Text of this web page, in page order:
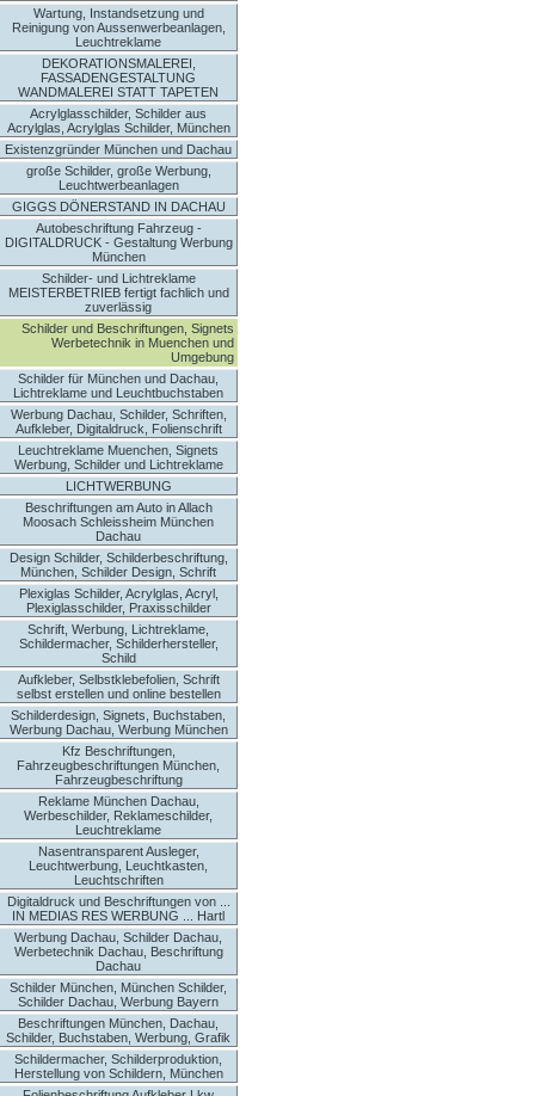
Wartung, Instandsetzung und
Reinigung von Aussenwerbeanlagen,
Leuchtreklame
DEKORATIONSMALEREI,
FASSADENGESTALTUNG
WANDMALEREI STATT TAPETEN
Acrylglasschilder, Schilder aus
Acrylglas, Acrylglas Schilder, München
Existenzgründer München und Dachau
große Schilder, große Werbung,
Leuchtwerbeanlagen
GIGGS DÖNERSTAND IN DACHAU
Autobeschriftung Fahrzeug -
DIGITALDRUCK - Gestaltung Werbung
München
Schilder- und Lichtreklame
MEISTERBETRIEB fertigt fachlich und
zuverlässig
Schilder und Beschriftungen, Signets
Werbetechnik in Muenchen und
Umgebung
Schilder für München und Dachau,
Lichtreklame und Leuchtbuchstaben
Werbung Dachau, Schilder, Schriften,
Aufkleber, Digitaldruck, Folienschrift
Leuchtreklame Muenchen, Signets
Werbung, Schilder und Lichtreklame
LICHTWERBUNG
Beschriftungen am Auto in Allach
Moosach Schleissheim München
Dachau
Design Schilder, Schilderbeschriftung,
München, Schilder Design, Schrift
Plexiglas Schilder, Acrylglas, Acryl,
Plexiglasschilder, Praxisschilder
Schrift, Werbung, Lichtreklame,
Schildermacher, Schilderhersteller,
Schild
Aufkleber, Selbstklebefolien, Schrift
selbst erstellen und online bestellen
Schilderdesign, Signets, Buchstaben,
Werbung Dachau, Werbung München
Kfz Beschriftungen,
Fahrzeugbeschriftungen München,
Fahrzeugbeschriftung
Reklame München Dachau,
Werbeschilder, Reklameschilder,
Leuchtreklame
Nasentransparent Ausleger,
Leuchtwerbung, Leuchtkasten,
Leuchtschriften
Digitaldruck und Beschriftungen von ...
IN MEDIAS RES WERBUNG ... Hartl
Werbung Dachau, Schilder Dachau,
Werbetechnik Dachau, Beschriftung
Dachau
Schilder München, München Schilder,
Schilder Dachau, Werbung Bayern
Beschriftungen München, Dachau,
Schilder, Buchstaben, Werbung, Grafik
Schildermacher, Schilderproduktion,
Herstellung von Schildern, München